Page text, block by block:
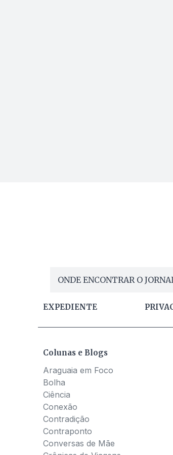
ONDE ENCONTRAR O
EXPEDIENTE
Colunas e Blogs
Araguaia em Foco
Bolha
Ciência
Conexão
Contradição
Contraponto
Conversas de Mãe